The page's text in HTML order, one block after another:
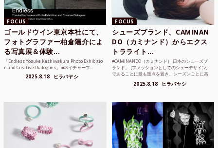
FOCUS
ゴールドウイン東京本社にて、
フォトグラファー柏倉陽介によ
る写真展＆体験...
「Endless Yosuke Kashiwakura Photo Exhibitio
n and Creative Dialogues」 ■ネイチャーフ...
2025.8.18 ヒラバヤシ
FOCUS
シューズブランド、CAMINAN
DO（カミナンド）からエクス
トラライト...
■CAMINANDO（カミナンド） 日本のシューズブ
ランド。 [ファッションとしてのシューデザイン]
であることに最も重点を置き、シーズンごとに高
2025.8.18 ヒラバヤシ